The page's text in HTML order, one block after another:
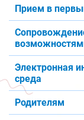
Прием в
Электронная
среда
Родителям